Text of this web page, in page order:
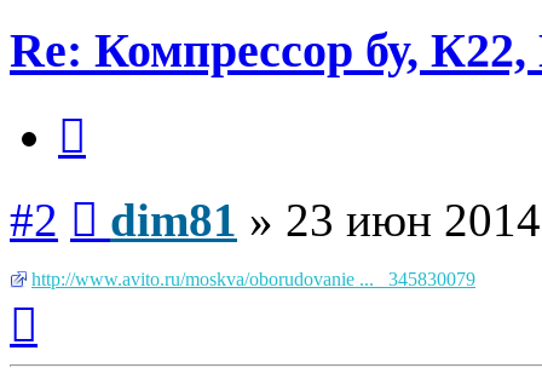
Re: Компрессор бу,
#2 dim81 » 23 июн
http://www.avito.ru/moskva/oborudovanie ... _345830079
началу